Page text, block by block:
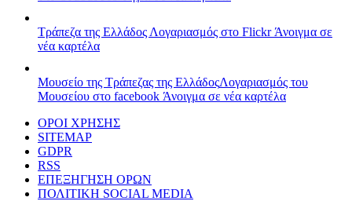
Τράπεζα της Ελλάδος Λογαριασμός στο FlickrΆνοιγμα σε
νέα καρτέλα
Μουσείο της Τράπεζας της ΕλλάδοςΛογαριασμός του
Μουσείου στο facebook Άνοιγμα σε νέα καρτέλα
ΟΡΟΙ ΧΡΗΣΗΣ
SITEMAP
GDPR
RSS
ΕΠΕΞΗΓΗΣΗ ΟΡΩΝ
ΠΟΛΙΤΙΚΗ SOCIAL MEDIA